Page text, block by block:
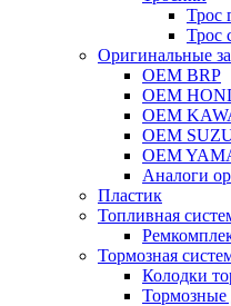
Трос
Трос
Оригинальные
OEM BRP
OEM
OEM
OEM
OEM
Аналоги
Пластик
Топливная
Тормозная
Колодки
Тормозные